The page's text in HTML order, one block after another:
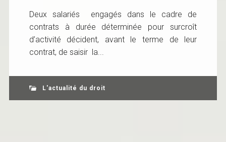
Deux salariés engagés dans le cadre de
contrats à durée déterminée pour surcroît
d’activité décident, avant le terme de leur
contrat, de saisir la...
L'actualité du droit